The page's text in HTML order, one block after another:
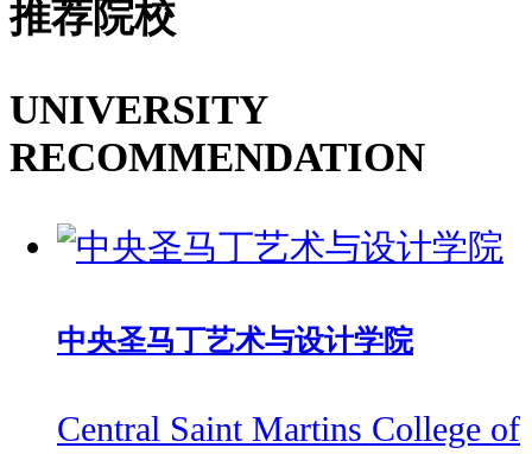
推荐院校
UNIVERSITY
RECOMMENDATION
中央圣马丁艺术与设计学院
Central Saint Martins College of